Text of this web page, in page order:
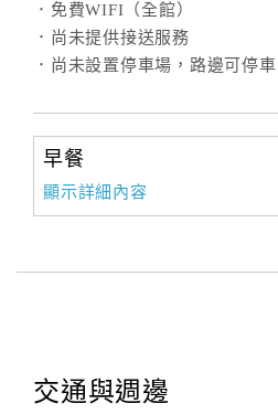
宣
傳
．免費WIFI（全館）
．尚未提供接送服務
．尚未設置停車場，路邊可停車
早餐
顯示詳細內容
交通與週邊